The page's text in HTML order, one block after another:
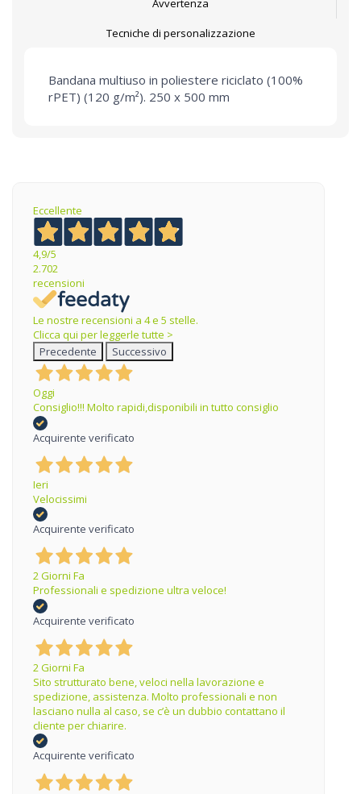
Avvertenza
Tecniche di personalizzazione
Bandana multiuso in poliestere riciclato (100%
rPET) (120 g/m²). 250 x 500 mm
Eccellente
4,9/5
2.702
recensioni
Le nostre recensioni a 4 e 5 stelle.
Clicca qui per leggerle tutte >
Precedente
Successivo
Oggi
Consiglio!!! Molto rapidi,disponibili in tutto consiglio
Acquirente verificato
Ieri
Velocissimi
Acquirente verificato
2 Giorni Fa
Professionali e spedizione ultra veloce!
Acquirente verificato
2 Giorni Fa
Sito strutturato bene, veloci nella lavorazione e
spedizione, assistenza. Molto professionali e non
lasciano nulla al caso, se c’è un dubbio contattano il
cliente per chiarire.
Acquirente verificato